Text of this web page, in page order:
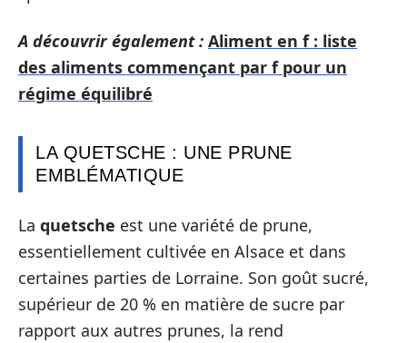
A découvrir également : Aliment en f : liste
des aliments commençant par f pour un
régime équilibré
LA QUETSCHE : UNE PRUNE
EMBLÉMATIQUE
La quetsche est une variété de prune,
essentiellement cultivée en Alsace et dans
certaines parties de Lorraine. Son goût sucré,
supérieur de 20 % en matière de sucre par
rapport aux autres prunes, la rend